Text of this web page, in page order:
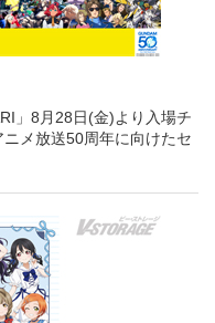
」8月28日(金)より入場チ
メ放送50周年に向けたセ